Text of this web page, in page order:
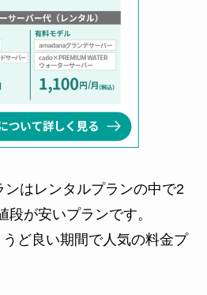
はレンタルプランの中で2
が安いプランです。
ど良い期間で人気の料金プ